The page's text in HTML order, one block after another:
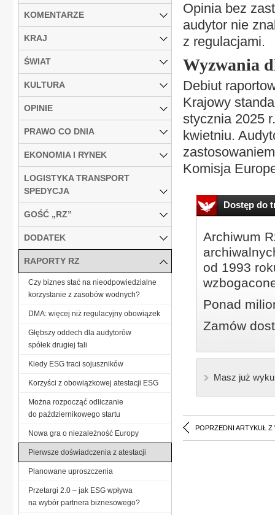
Opinia bez
audytor nie
z regulacjami.
Wyzwania
Debiut
Krajowy
stycznia 2025
kwietniu.
Komisja
Dostęp do
Archiwum
od 1993
Ponad
Zamów
Masz już
POPRZEDNI ARTYKUŁ Z
KOMENTARZE
KRAJ
ŚWIAT
KULTURA
OPINIE
PRAWO CO DNIA
EKONOMIA I RYNEK
LOGISTYKA TRANSPORT
SPEDYCJA
GOŚĆ „RZ”
DODATEK
RAPORTY RZ
Czy biznes stać na nieodpowiedzialne
korzystanie z zasobów wodnych?
DMA: więcej niż regulacyjny obowiązek
Głębszy oddech dla audytorów
spółek drugiej fali
Kiedy ESG traci sojuszników
Korzyści z obowiązkowej atestacji ESG
Można rozpocząć odliczanie
do październikowego startu
Nowa gra o niezależność Europy
Pierwsze doświadczenia z atestacji
Planowane uproszczenia
Przetargi 2.0 – jak ESG wpływa
na wybór partnera biznesowego?